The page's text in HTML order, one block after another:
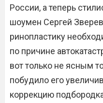
России, а теперь
шоумен Сергей
ринопластику
по причине
вот только не ясным
побудило его
коррекцию